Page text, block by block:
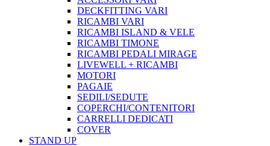
DECKFITTING VARI
RICAMBI VARI
RICAMBI ISLAND & VELE
RICAMBI TIMONE
RICAMBI PEDALI MIRAGE
LIVEWELL + RICAMBI
MOTORI
PAGAIE
SEDILI/SEDUTE
COPERCHI/CONTENITORI
CARRELLI DEDICATI
COVER
STAND UP